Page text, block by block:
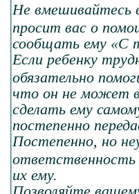
Не вмешивайтесь
просит вас о
сообщать ему «С
Если ребенку
обязательно
что он не может
сделать ему
постепенно
Постепенно, но
ответственность
их ему.